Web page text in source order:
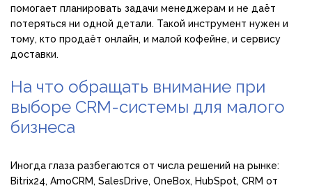
помогает планировать задачи менеджерам и не даёт
потеряться ни одной детали. Такой инструмент нужен и
тому, кто продаёт онлайн, и малой кофейне, и сервису
доставки.
На что обращать внимание при
выборе CRM-системы для малого
бизнеса
Иногда глаза разбегаются от числа решений на рынке:
Bitrix24, AmoCRM, SalesDrive, OneBox, HubSpot, CRM от